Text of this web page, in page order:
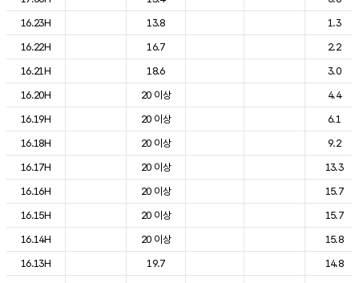
16.23H
13.8
1.3
16.22H
16.7
2.2
16.21H
18.6
3.0
16.20H
20 이상
4.4
16.19H
20 이상
6.1
16.18H
20 이상
9.2
16.17H
20 이상
13.3
16.16H
20 이상
15.7
16.15H
20 이상
15.7
16.14H
20 이상
15.8
16.13H
19.7
14.8